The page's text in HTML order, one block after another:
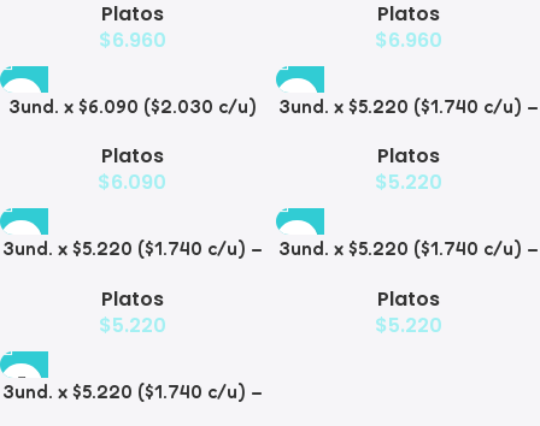
Mascotas
Platos
$6.960
Pollito
Platos
$6.960
3und. x $6.090 ($2.030 c/u)
Platos
$6.090
3und. x $5.220 ($1.740 c/u) –
Platos
$5.220
3und. x $5.220 ($1.740 c/u) –
Platos
$5.220
3und. x $5.220 ($1.740 c/u) –
Platos
$5.220
3und. x $5.220 ($1.740 c/u) –